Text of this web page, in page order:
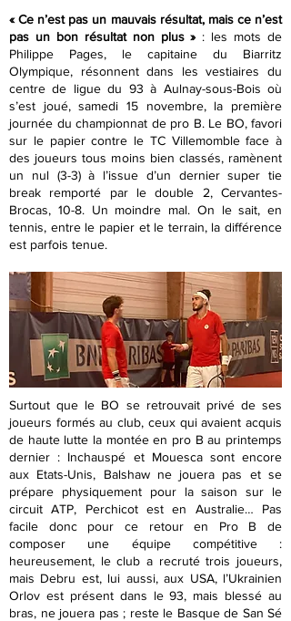
« Ce n’est pas un mauvais résultat, mais ce n’est
pas un bon résultat non plus »: les mots de
Philippe Pages, le capitaine du Biarritz
Olympique, résonnent dans les vestiaires du
centre de ligue du 93 à Aulnay-sous-Bois où
s’est joué, samedi 15 novembre, la première
journée du championnat de pro B. Le BO, favori
sur le papier contre le TC Villemomble face à
des joueurs tous moins bien classés, ramènent
un nul (3-3) à l’issue d’un dernier super tie
break remporté par le double 2, Cervantes-
Brocas, 10-8. Un moindre mal. On le sait, en
tennis, entre le papier et le terrain, la différence
est parfois tenue.​
Surtout que le BO se retrouvait privé de ses
joueurs formés au club, ceux qui avaient acquis
de haute lutte la montée en pro B au printemps
dernier : Inchauspé et Mouesca sont encore
aux Etats-Unis, Balshaw ne jouera pas et se
prépare physiquement pour la saison sur le
circuit ATP, Perchicot est en Australie… Pas
facile donc pour ce retour en Pro B de
composer une équipe compétitive :
heureusement, le club a recruté trois joueurs,
mais Debru est, lui aussi, aux USA, l’Ukrainien
Orlov est présent dans le 93, mais blessé au
bras, ne jouera pas ; reste le Basque de San Sé